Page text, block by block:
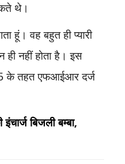
थे।
हूं। वह बहुत ही प्यारी
नहीं होता है। इस
के तहत एफआईआर दर्ज
बिजली बम्बा,